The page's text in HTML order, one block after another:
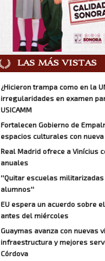
LAS MÁS VISTAS
¿Hicieron trampa como en la
irregularidades en examen
USICAMM
Fortalecen Gobierno de
espacios culturales con
Real Madrid ofrece a Vinícius
anuales
''Quitar escuelas militarizadas
alumnos''
EU espera un acuerdo sobre
antes del miércoles
Guaymas avanza con nuevas
infraestructura y mejores
Córdova